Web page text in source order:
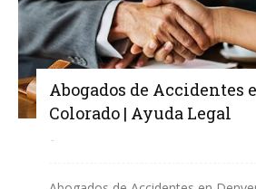
Abogados de Accidentes
Colorado | Ayuda Legal
-